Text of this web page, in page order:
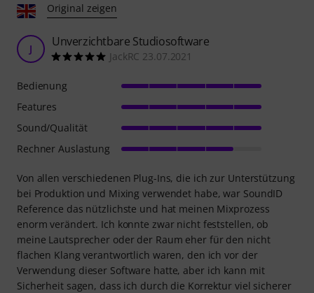
Original zeigen
J Unverzichtbare Studiosoftware
JackRC 23.07.2021
Von allen verschiedenen Plug-Ins, die ich zur Unterstützung
bei Produktion und Mixing verwendet habe, war SoundID
Reference das nützlichste und hat meinen Mixprozess
enorm verändert. Ich konnte zwar nicht feststellen, ob
meine Lautsprecher oder der Raum eher für den nicht
flachen Klang verantwortlich waren, den ich vor der
Verwendung dieser Software hatte, aber ich kann mit
Sicherheit sagen, dass ich durch die Korrektur viel sicherer
Bedienung
Features
Sound/Qualität
Rechner Auslastung